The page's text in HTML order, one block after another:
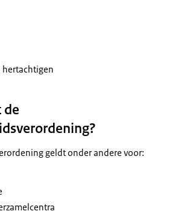
hertachtigen
de
geldt onder andere voor: